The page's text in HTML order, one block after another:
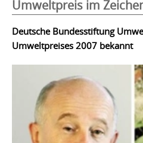
Umweltpreis im
Deutsche Bundesstiftung
Umweltpreises 2007 bekannt